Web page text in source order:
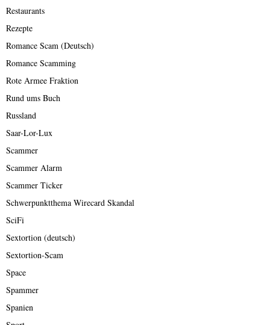
Restaurants
Rezepte
Romance Scam (Deutsch)
Romance Scamming
Rote Armee Fraktion
Rund ums Buch
Russland
Saar-Lor-Lux
Scammer
Scammer Alarm
Scammer Ticker
Schwerpunktthema Wirecard Skandal
SciFi
Sextortion (deutsch)
Sextortion-Scam
Space
Spammer
Spanien